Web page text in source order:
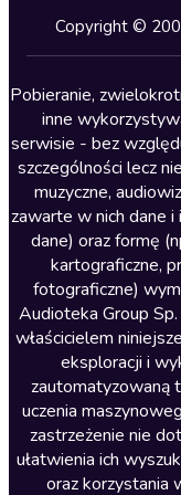
Kryminały
Lektury szkolne
Literatura
Literatura faktu
Literatura obyczajowa
Literatura piękna obca
Literatura piękna
Nagrania relaksacyjne
Nauka języków
Nauki humanistyczne
Podcasty i audycje
Polityka
Prasa
Copyright ©
Pobieranie,
inne
serwisie - bez
szczególności lecz
muzyczne,
zawarte w nich dane i
dane) oraz formę
kartograficzne,
fotograficzne)
Audioteka Group
właścicielem
eksploracji i
zautomatyzowaną
uczenia
zastrzeżenie nie
ułatwienia ich
oraz korzystania